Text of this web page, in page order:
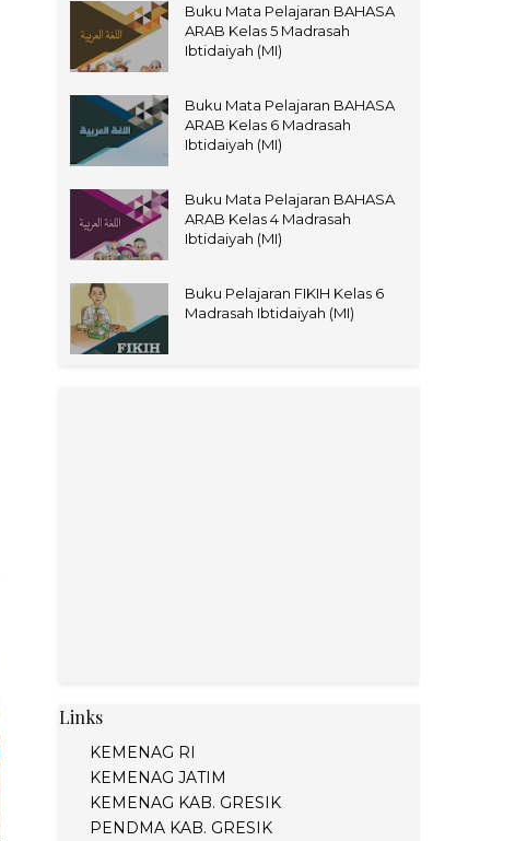
Buku Mata Pelajaran BAHASA
ARAB Kelas 5 Madrasah
Ibtidaiyah (MI)
Buku Mata Pelajaran BAHASA
ARAB Kelas 6 Madrasah
Ibtidaiyah (MI)
Buku Mata Pelajaran BAHASA
ARAB Kelas 4 Madrasah
Ibtidaiyah (MI)
Buku Pelajaran FIKIH Kelas 6
Madrasah Ibtidaiyah (MI)
Links
KEMENAG RI
KEMENAG JATIM
KEMENAG KAB. GRESIK
PENDMA KAB. GRESIK